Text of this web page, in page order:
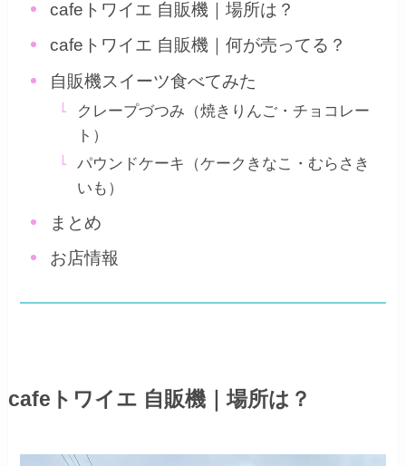
cafeトワイエ 自販機｜場所は？
cafeトワイエ 自販機｜何が売ってる？
自販機スイーツ食べてみた
クレープづつみ（焼きりんご・チョコレー
ト）
パウンドケーキ（ケークきなこ・むらさき
いも）
まとめ
お店情報
cafeトワイエ 自販機｜場所は？